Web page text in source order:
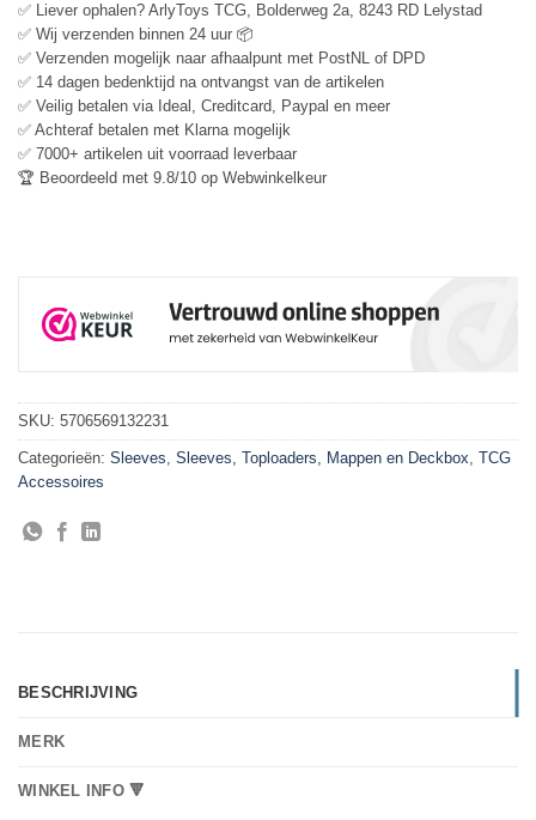
✅ Liever ophalen? ArlyToys TCG, Bolderweg 2a, 8243 RD Lelystad
✅ Wij verzenden binnen 24 uur 📦
✅ Verzenden mogelijk naar afhaalpunt met PostNL of DPD
✅ 14 dagen bedenktijd na ontvangst van de artikelen
✅ Veilig betalen via Ideal, Creditcard, Paypal en meer
✅ Achteraf betalen met Klarna mogelijk
✅ 7000+ artikelen uit voorraad leverbaar
🏆 Beoordeeld met 9.8/10 op Webwinkelkeur
SKU: 5706569132231
Categorieën: Sleeves, Sleeves, Toploaders, Mappen en Deckbox, TCG
Accessoires
BESCHRIJVING
MERK
WINKEL INFO 🔻